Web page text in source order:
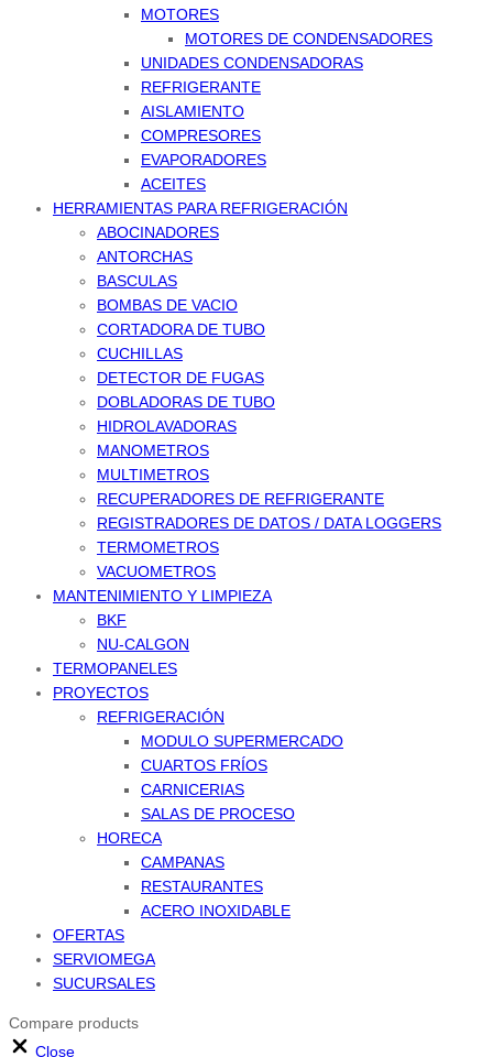
MOTORES
MOTORES DE CONDENSADORES
UNIDADES CONDENSADORAS
REFRIGERANTE
AISLAMIENTO
COMPRESORES
EVAPORADORES
ACEITES
HERRAMIENTAS PARA REFRIGERACIÓN
ABOCINADORES
ANTORCHAS
BASCULAS
BOMBAS DE VACIO
CORTADORA DE TUBO
CUCHILLAS
DETECTOR DE FUGAS
DOBLADORAS DE TUBO
HIDROLAVADORAS
MANOMETROS
MULTIMETROS
RECUPERADORES DE REFRIGERANTE
REGISTRADORES DE DATOS / DATA LOGGERS
TERMOMETROS
VACUOMETROS
MANTENIMIENTO Y LIMPIEZA
BKF
NU-CALGON
TERMOPANELES
PROYECTOS
REFRIGERACIÓN
MODULO SUPERMERCADO
CUARTOS FRÍOS
CARNICERIAS
SALAS DE PROCESO
HORECA
CAMPANAS
RESTAURANTES
ACERO INOXIDABLE
OFERTAS
SERVIOMEGA
SUCURSALES
Compare products
Close